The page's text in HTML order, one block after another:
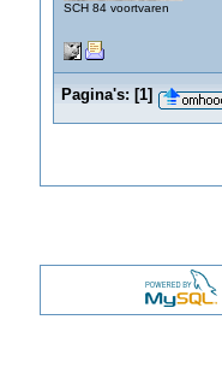
SCH 84 voortvaren
Pagina's: [1]